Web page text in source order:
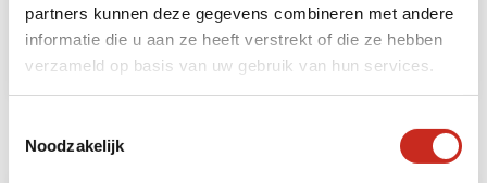
partners kunnen deze gegevens combineren met andere
informatie die u aan ze heeft verstrekt of die ze hebben
verzameld op basis van uw gebruik van hun services.
Noodzakelijk
Duurzaam op weg